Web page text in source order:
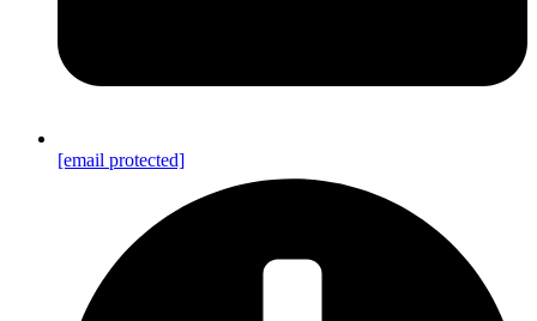
[email protected]